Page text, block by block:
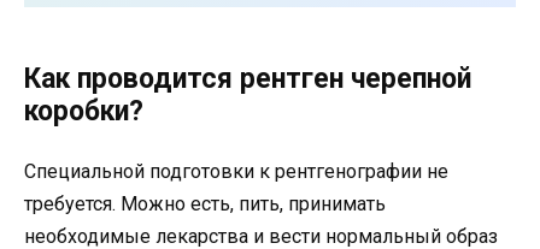
Как проводится рентген черепной
коробки?
Специальной подготовки к рентгенографии не
требуется. Можно есть, пить, принимать
необходимые лекарства и вести нормальный образ